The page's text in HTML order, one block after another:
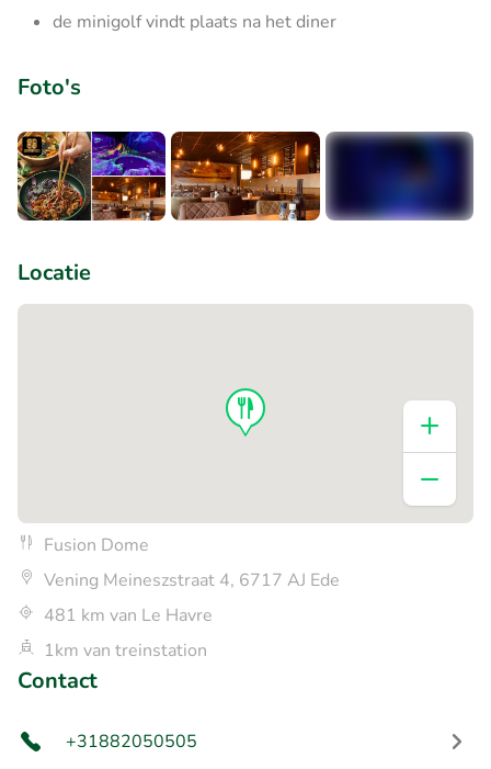
de minigolf vindt plaats na het diner
Foto's
Locatie
Fusion Dome
Vening Meineszstraat 4, 6717 AJ Ede
481 km van Le Havre
1km van treinstation
Contact
+31882050505